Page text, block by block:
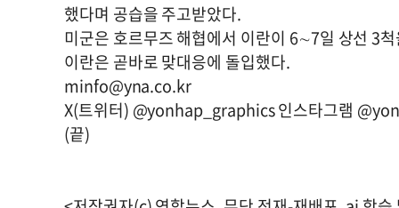
했다며 공습을 주고받았다.
미군은 호르무즈 해협에서 이란이 6∼7일 상선 3
이란은 곧바로 맞대응에 돌입했다.
minfo@yna.co.kr
X(트위터) @yonhap_graphics 인스타그램
(끝)